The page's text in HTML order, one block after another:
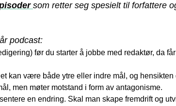
som retter seg spesielt til forfattere
podcast:
før du starter å jobbe med redaktør, da
kan være både ytre eller indre mål, og
men møter motstand i form av antagonisme.
en endring. Skal man skape fremdrift og